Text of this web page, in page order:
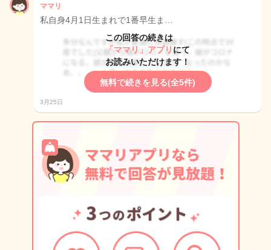
ママリ
私自身4月1日生まれで1番早生ま…
この回答の続きは
「ママリ」アプリ にて
お読みいただけます！
無料で続きを見る(全5件)
3月25日